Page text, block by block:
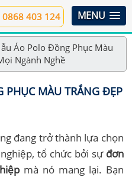
MENU
0868 403 124
Áo Polo Đồng Phục Màu
Ngành Nghề
MÀU TRẮNG ĐẸP
đang trở thành lựa chọn
tổ chức bởi sự đơn
mà nó mang lại. Bạn